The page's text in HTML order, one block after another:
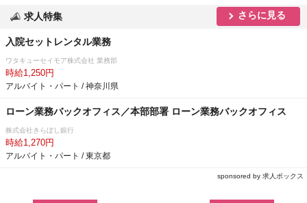
求人特集 さらに見る
入院セットレンタル業務
ワタキューセイモア株式会社 業務部
時給1,250円
アルバイト・パート / 神奈川県
ローン業務バックオフィス／本部部署 ローン業務バックオフィス
株式会社きらぼし銀行
時給1,270円
アルバイト・パート / 東京都
sponsored by 求人ボックス